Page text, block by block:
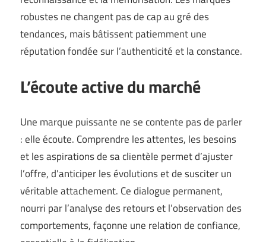
robustes ne changent pas de cap au gré des
tendances, mais bâtissent patiemment une
réputation fondée sur l’authenticité et la constance.
L’écoute active du marché
Une marque puissante ne se contente pas de parler
: elle écoute. Comprendre les attentes, les besoins
et les aspirations de sa clientèle permet d’ajuster
l’offre, d’anticiper les évolutions et de susciter un
véritable attachement. Ce dialogue permanent,
nourri par l’analyse des retours et l’observation des
comportements, façonne une relation de confiance,